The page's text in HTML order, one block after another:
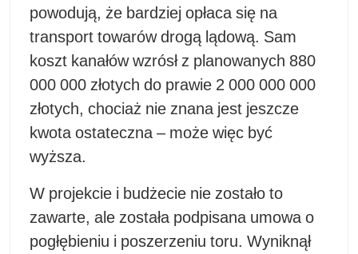
powodują, że bardziej opłaca się na
transport towarów drogą lądową. Sam
koszt kanałów wzrósł z planowanych 880
000 000 złotych do prawie 2 000 000 000
złotych, chociaż nie znana jest jeszcze
kwota ostateczna – może więc być
wyższa.
W projekcie i budżecie nie zostało to
zawarte, ale została podpisana umowa o
pogłębieniu i poszerzeniu toru. Wyniknął